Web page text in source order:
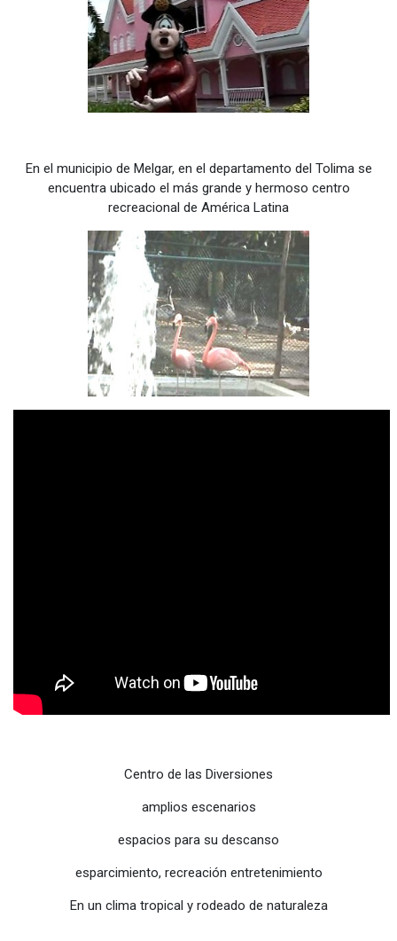
En el municipio de Melgar, en el departamento del Tolima se
encuentra ubicado el más grande y hermoso centro
recreacional de América Latina
Centro de las Diversiones
amplios escenarios
espacios para su descanso
esparcimiento, recreación entretenimiento
En un clima tropical y rodeado de naturaleza